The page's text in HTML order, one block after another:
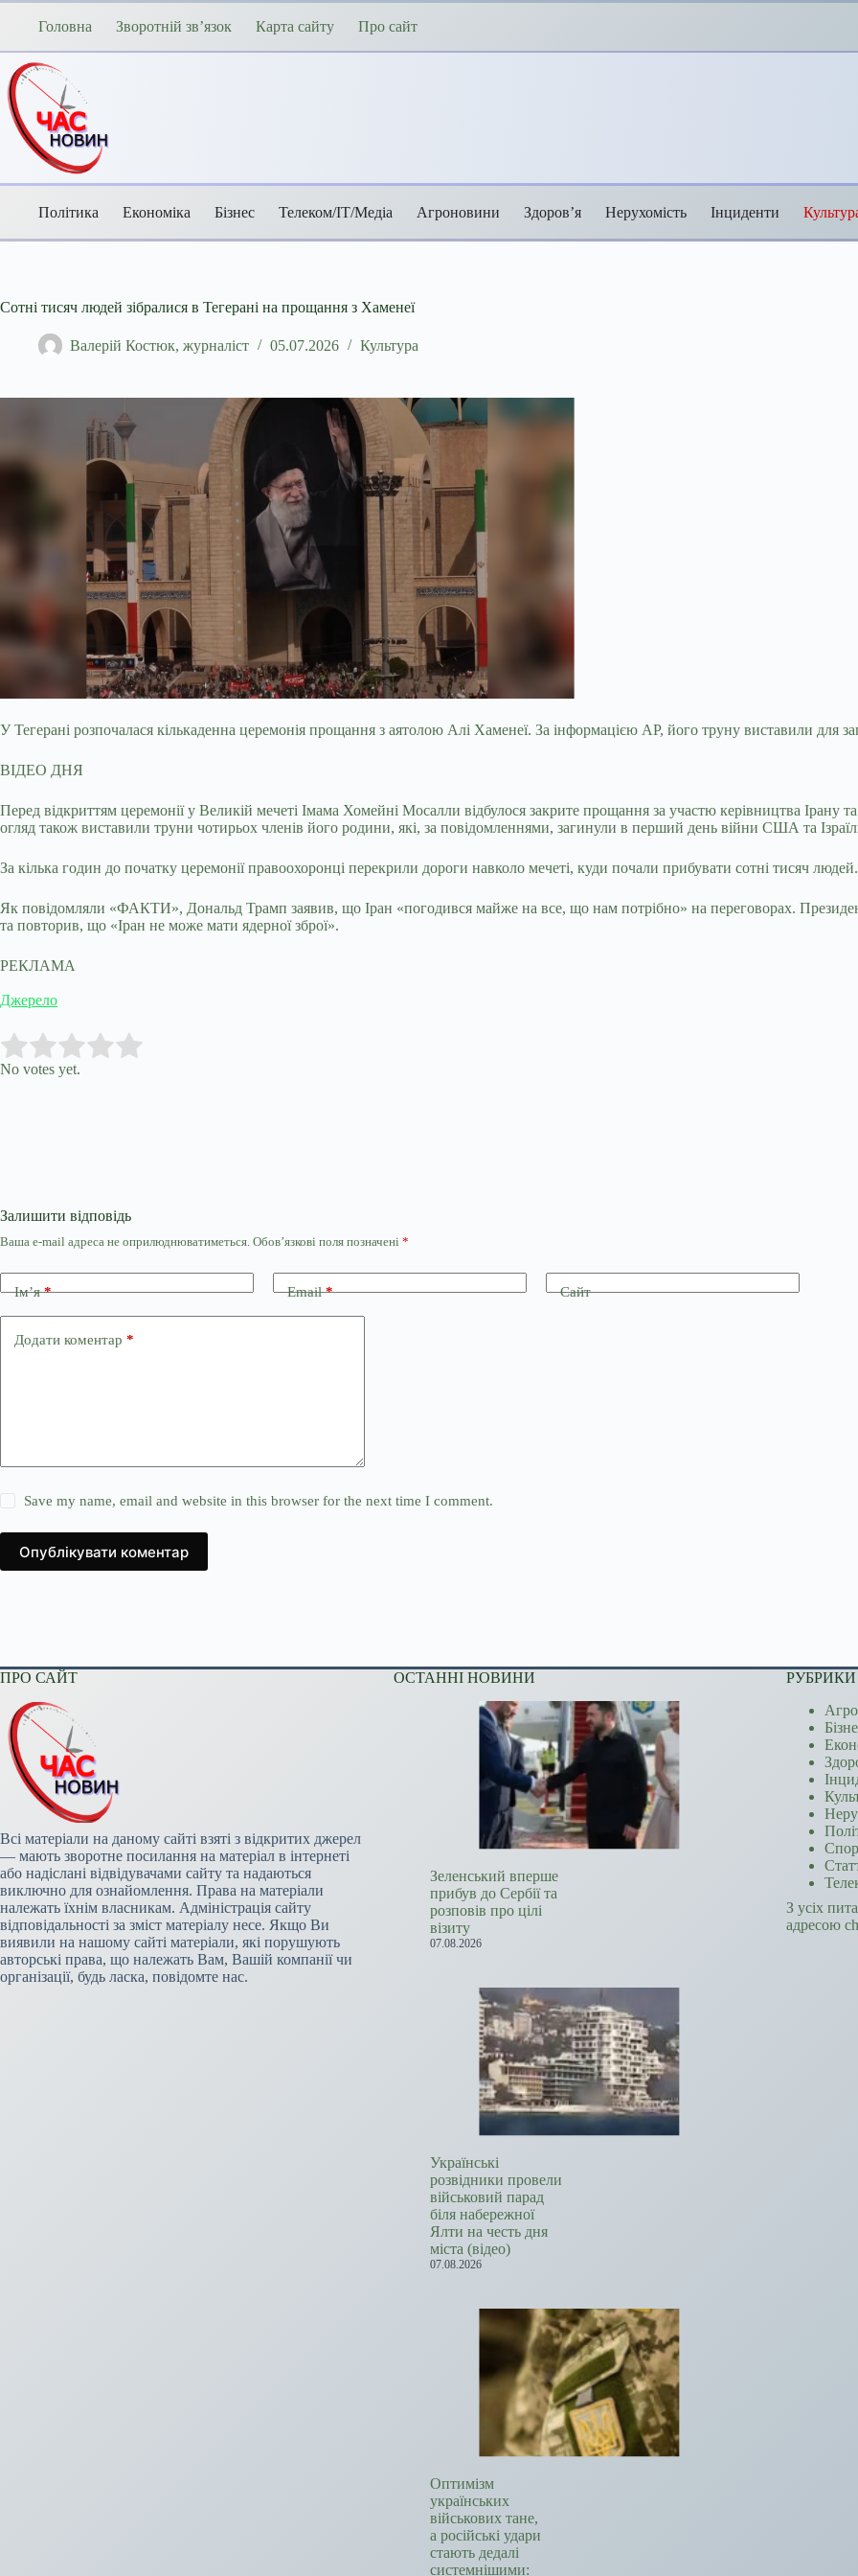
Перейти
Головна Зворотній зв’язок Карта сайту Про сайт
Політика Економіка Бізнес Телеком/ІТ/Медіа Агроновини Здоров’я Нерухомість Інциденти
Сотні тисяч людей зібралися в Тегерані на прощання з Хаменеї
Валерій Костюк, журналіст 05.07.2026 Культура
У Тегерані розпочалася кількаденна церемонія прощання з аятолою Алі Хаменеї. За інформацією AP, його труну виставили для
ВІДЕО ДНЯ
Перед відкриттям церемонії у Великій мечеті Імама Хомейні Мосалли відбулося закрите прощання за участю керівництва Ірану
огляд також виставили труни чотирьох членів його родини, які, за повідомленнями, загинули в перший день війни США та
За кілька годин до початку церемонії правоохоронці перекрили дороги навколо мечеті, куди почали прибувати сотні тисяч людей.
Як повідомляли «ФАКТИ», Дональд Трамп заявив, що Іран «погодився майже на все, що нам потрібно» на переговорах.
та повторив, що «Іран не може мати ядерної зброї».
РЕКЛАМА
Джерело
Rate this item:
No votes yet.
Залишити відповідь
Ваша e-mail адреса не оприлюднюватиметься. Обов’язкові поля позначені *
Ім’я* Email* Сайт
Додати коментар *
Save my name, email and website in this browser for the next time I comment.
Опублікувати коментар
ПРО САЙТ
Всі матеріали на даному сайті взяті з відкритих джерел
— мають зворотне посилання на матеріал в інтернеті
або надіслані відвідувачами сайту та надаються
виключно для ознайомлення. Права на матеріали
належать їхнім власникам. Адміністрація сайту
відповідальності за зміст матеріалу несе. Якщо Ви
виявили на нашому сайті матеріали, які порушують
авторські права, що належать Вам, Вашій компанії чи
організації, будь ласка, повідомте нас.
ОСТАННІ НОВИНИ
Зеленський вперше
прибув до Сербії та
розповів про цілі
візиту
07.08.2026
Українські
розвідники провели
військовий парад
біля набережної
Ялти на честь дня
міста (відео)
07.08.2026
Оптимізм
українських
військових тане,
а російські удари
стають дедалі
системнішими:
РУБРИКИ
З усіх
адресою